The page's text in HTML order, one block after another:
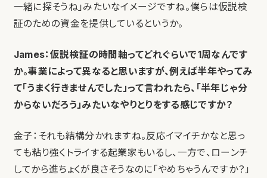
一緒に探そうね」みたいなイメージですね。僕らは仮説検
証のための資金を提供しているというか。
James：仮説検証の時間軸ってどれぐらいで1周なんです
か。事業によって異なると思いますが、例えば半年やってみ
て「うまく行きませんでした」って言われたら、「半年じゃ分
からないだろう」みたいなやりとりをする感じですか？
金子：それも結構分かれますね。反応イマイチかなと思っ
ても粘り強くトライする起業家もいるし、一方で、ローンチ
してから進ちょくが良さそうなのに「やめちゃうんですか？」